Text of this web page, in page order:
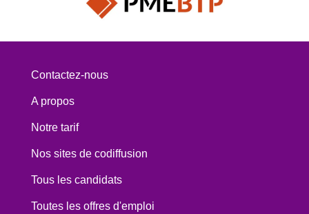
Contactez-nous
A propos
Notre tarif
Nos sites de codiffusion
Tous les candidats
Toutes les offres d'emploi